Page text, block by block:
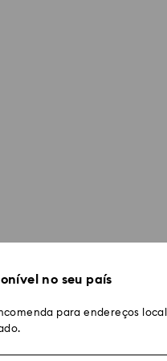
no seu país
para endereços